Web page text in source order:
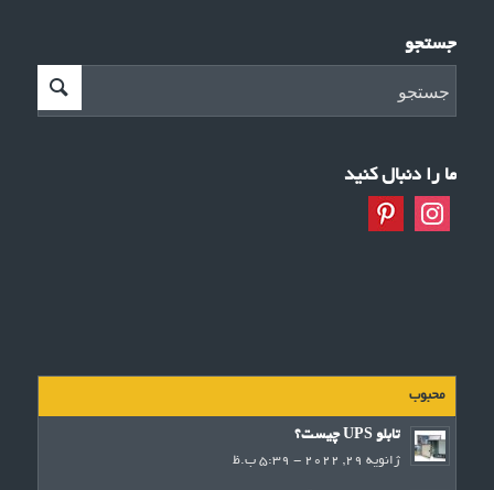
جستجو
ما را دنبال کنید
محبوب
تابلو UPS چیست؟
ژانویه 29, 2022 - 5:39 ب.ظ